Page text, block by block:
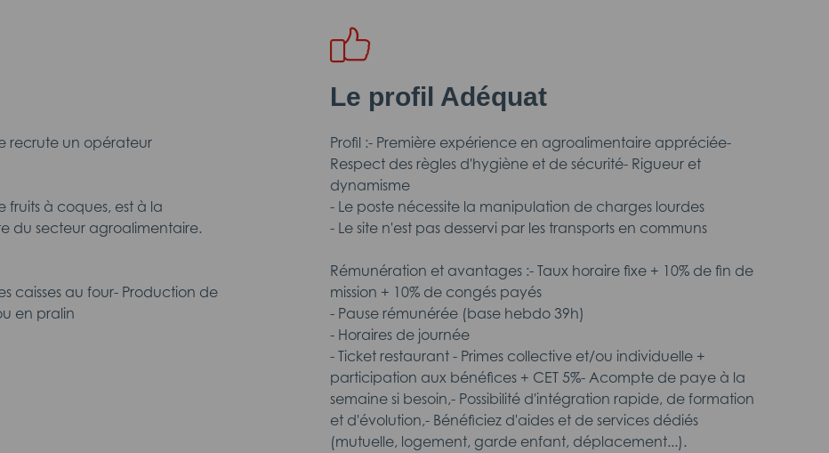
recrute un opérateur
fruits à coques, est à la
du secteur agroalimentaire.
caisses au four- Production de
en pralin
Le profil Adéquat
Profil :- Première expérience en agroalimentaire appréciée-
Respect des règles d'hygiène et de sécurité- Rigueur et
dynamisme
- Le poste nécessite la manipulation de charges lourdes
- Le site n'est pas desservi par les transports en communs
Rémunération et avantages :- Taux horaire fixe + 10% de fin de
mission + 10% de congés payés
- Pause rémunérée (base hebdo 39h)
- Horaires de journée
- Ticket restaurant - Primes collective et/ou individuelle +
participation aux bénéfices + CET 5%- Acompte de paye à la
semaine si besoin,- Possibilité d'intégration rapide, de formation
et d'évolution,- Bénéficiez d'aides et de services dédiés
(mutuelle, logement, garde enfant, déplacement...).